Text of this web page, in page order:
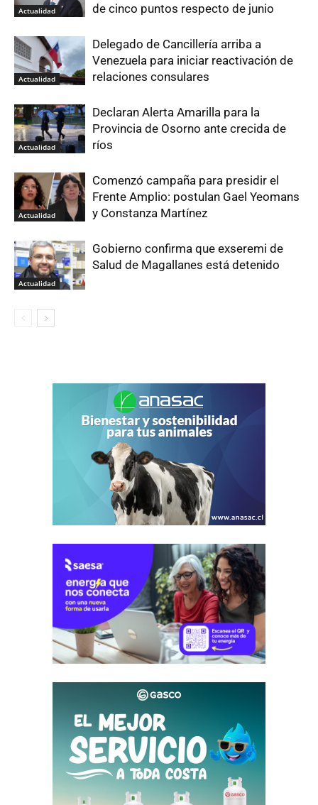
Actualidad
de cinco puntos respecto de junio
Actualidad
Delegado de Cancillería arriba a
Venezuela para iniciar reactivación de
relaciones consulares
Actualidad
Declaran Alerta Amarilla para la
Provincia de Osorno ante crecida de
ríos
Actualidad
Comenzó campaña para presidir el
Frente Amplio: postulan Gael Yeomans
y Constanza Martínez
Actualidad
Gobierno confirma que exseremi de
Salud de Magallanes está detenido